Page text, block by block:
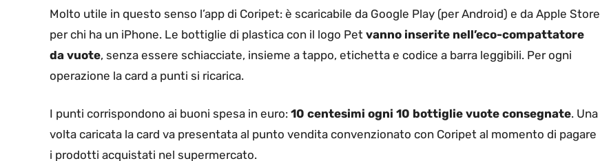
Molto utile in questo senso l’app di Coripet: è scaricabile da Google Play (per Android) e da Apple Store
per chi ha un iPhone. Le bottiglie di plastica con il logo Pet vanno inserite nell’eco-compattatore
da vuote, senza essere schiacciate, insieme a tappo, etichetta e codice a barra leggibili. Per ogni
operazione la card a punti si ricarica.
I punti corrispondono ai buoni spesa in euro: 10 centesimi ogni 10 bottiglie vuote consegnate. Una
volta caricata la card va presentata al punto vendita convenzionato con Coripet al momento di pagare
i prodotti acquistati nel supermercato.